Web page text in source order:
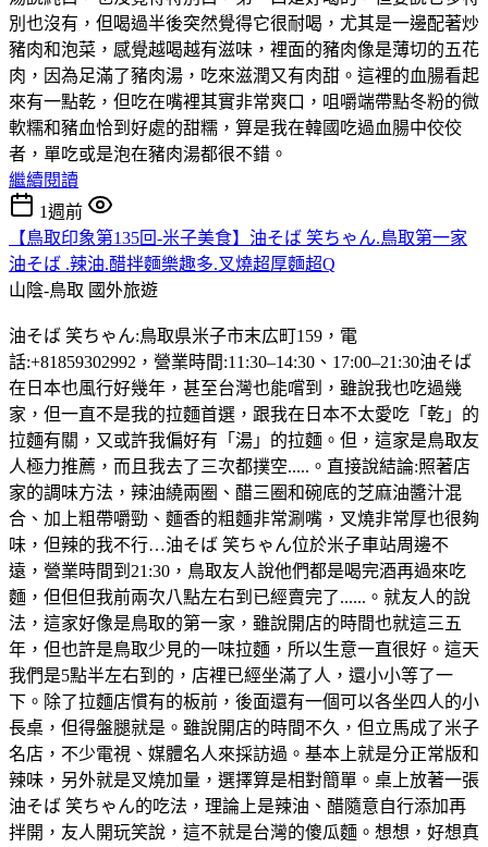
別也沒有，但喝過半後突然覺得它很耐喝，尤其是一邊配著炒
豬肉和泡菜，感覺越喝越有滋味，裡面的豬肉像是薄切的五花
肉，因為足滿了豬肉湯，吃來滋潤又有肉甜。這裡的血腸看起
來有一點乾，但吃在嘴裡其實非常爽口，咀嚼端帶點冬粉的微
軟糯和豬血恰到好處的甜糯，算是我在韓國吃過血腸中佼佼
者，單吃或是泡在豬肉湯都很不錯。
繼續閱讀
1週前
【鳥取印象第135回-米子美食】油そば 笑ちゃん.鳥取第一家
油そば .辣油.醋拌麵樂趣多.叉燒超厚麵超Q
山陰-鳥取 國外旅遊
油そば 笑ちゃん:鳥取県米子市末広町159，電
話:+81859302992，營業時間:11:30–14:30、17:00–21:30油そば
在日本也風行好幾年，甚至台灣也能嚐到，雖說我也吃過幾
家，但一直不是我的拉麵首選，跟我在日本不太愛吃「乾」的
拉麵有關，又或許我偏好有「湯」的拉麵。但，這家是鳥取友
人極力推薦，而且我去了三次都撲空.....。直接說結論:照著店
家的調味方法，辣油繞兩圈、醋三圈和碗底的芝麻油醬汁混
合、加上粗帶嚼勁、麵香的粗麵非常涮嘴，叉燒非常厚也很夠
味，但辣的我不行…油そば 笑ちゃん位於米子車站周邊不
遠，營業時間到21:30，鳥取友人說他們都是喝完酒再過來吃
麵，但但但我前兩次八點左右到已經賣完了......。就友人的說
法，這家好像是鳥取的第一家，雖說開店的時間也就這三五
年，但也許是鳥取少見的一味拉麵，所以生意一直很好。這天
我們是5點半左右到的，店裡已經坐滿了人，還小小等了一
下。除了拉麵店慣有的板前，後面還有一個可以各坐四人的小
長桌，但得盤腿就是。雖說開店的時間不久，但立馬成了米子
名店，不少電視、媒體名人來採訪過。基本上就是分正常版和
辣味，另外就是叉燒加量，選擇算是相對簡單。桌上放著一張
油そば 笑ちゃん的吃法，理論上是辣油、醋隨意自行添加再
拌開，友人開玩笑說，這不就是台灣的傻瓜麵。想想，好想真